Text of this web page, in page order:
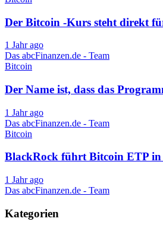
Der Bitcoin -Kurs steht direkt
1 Jahr ago
Das abcFinanzen.de - Team
Bitcoin
Der Name ist, dass das
1 Jahr ago
Das abcFinanzen.de - Team
Bitcoin
BlackRock führt Bitcoin ETP
1 Jahr ago
Das abcFinanzen.de - Team
Kategorien